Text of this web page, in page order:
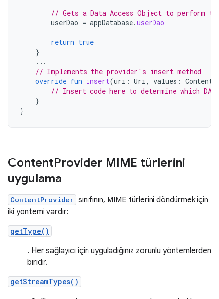
// Gets a Data Access Object to perform
userDao = appDatabase.userDao
return true
}
...
// Implements the provider's insert method
override fun insert(uri : Uri, values :
// Insert code here to determine which
}
}
ContentProvider MIME türlerini
uygulama
ContentProvider sınıfının, MIME türlerini döndürmek için
iki yöntemi vardır:
getType()
. Her sağlayıcı için uyguladığınız zorunlu yöntemlerden
biridir.
getStreamTypes()